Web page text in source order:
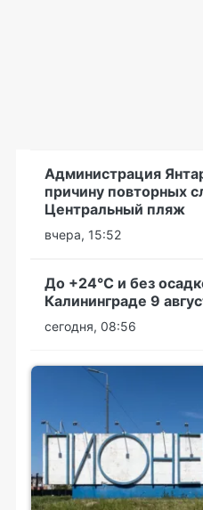
Администрация
причину повторных
Центральный пляж
вчера, 15:52
До +24°С и без
Калининграде 9
сегодня, 08:56